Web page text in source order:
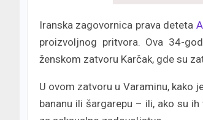
Iranska zagovornica prava deteta
proizvoljnog pritvora. Ova 34-
ženskom zatvoru Karčak, gde su
U ovom zatvoru u Varaminu, kako
bananu ili šargarepu – ili, ako su